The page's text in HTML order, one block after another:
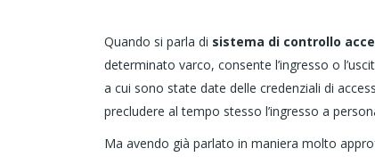
Quando si parla di sistema di controllo
determinato varco, consente l’ingresso o
a cui sono state date delle credenziali di
precludere al tempo stesso l’ingresso a
Ma avendo già parlato in maniera molto